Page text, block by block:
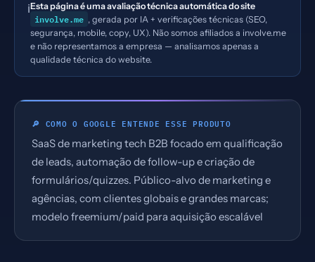
ℹ️Esta página é uma avaliação técnica automática do site
involve.me , gerada por IA + verificações técnicas (SEO,
segurança, mobile, copy, UX). Não somos afiliados a involve.me
e não representamos a empresa — analisamos apenas a
qualidade técnica do website.
🔎 COMO O GOOGLE ENTENDE ESSE PRODUTO
SaaS de marketing tech B2B focado em qualificação
de leads, automação de follow-up e criação de
formulários/quizzes. Público-alvo de marketing e
agências, com clientes globais e grandes marcas;
modelo freemium/paid para aquisição escalável